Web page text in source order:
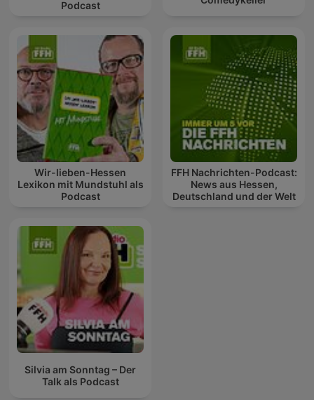
Podcast
Wir-lieben-Hessen
Lexikon mit Mundstuhl als
Podcast
FFH Nachrichten-Podcast:
News aus Hessen,
Deutschland und der Welt
Silvia am Sonntag – Der
Talk als Podcast